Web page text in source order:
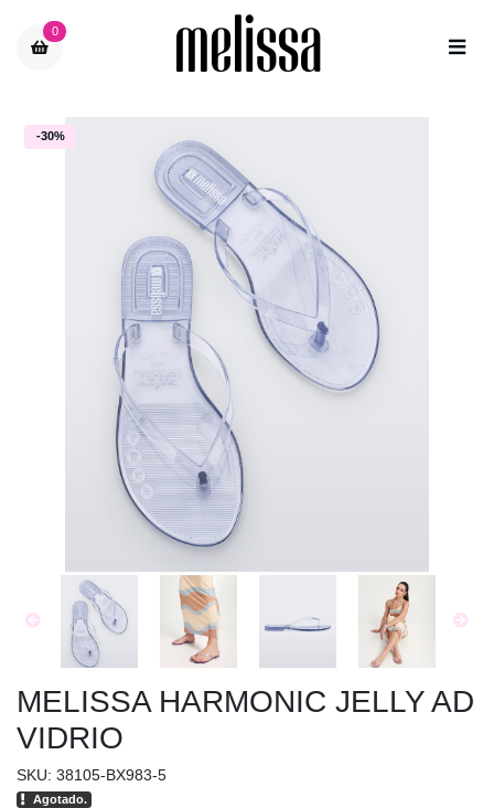
0
-30%
MELISSA HARMONIC JELLY AD
VIDRIO
SKU: 38105-BX983-5
Agotado.